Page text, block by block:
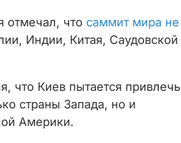
отмечал, что саммит мира не
Индии, Китая, Саудовской
что Киев пытается привлечь
страны Запада, но и
Америки.